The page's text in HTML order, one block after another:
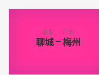
查看详细
山东
聊城→
广东
梅州